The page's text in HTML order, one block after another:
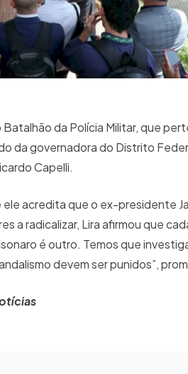
da Polícia Militar, que
da governadora do Distrito
Capelli.
acredita que o ex-presidente
a radicalizar, Lira afirmou que
é outro. Temos que
devem ser punidos”,